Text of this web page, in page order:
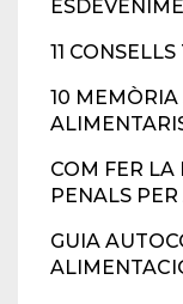
11
10
COM FER
PENALS
GUIA